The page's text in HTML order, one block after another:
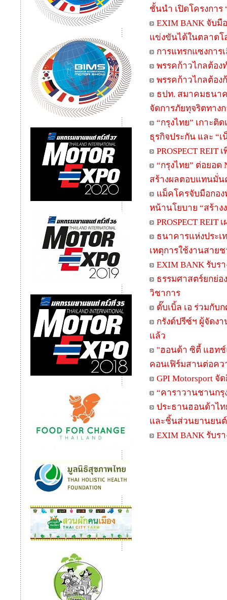
ชั้นนำ เปิดโครงการ
EXIM BANK จับมื
แข่งขันได้ในตลาดโ
การแทรกแซงการ
พรรคก้าวไกลต้อ
พรรคก้าวไกลต้อ
ธปท. สมาคมธนา
จัดการภัยทุจริตทางก
“กรุงไทย” เกาะ
ธุรกิจประกัน และ “
PROSPECT
“กรุงไทย” ต่อยอด
สร้างผลตอบแทนมั่น
แม็คโครจับมือกอง
หน้านโยบาย “สร้าง
PROSPECT
ธนาคารแห่งประเ
เหตุการใช้งานสาย
EXIM BANK รับร
ธรรมศาสตร์ยกย่อ
วิชาการ
ดั๊บเบิ้ล เอ ร่วมกับ
กรังด์ปรีซ์ฯ ผู้จัดง
แล้ว
"ฮอนด้า ซิตี้ แฮทช์
คอนเฟิร์มสานต่อคว
GPI Motorsport จัด
“คาราวานชานกรุ
ประธานฮอนด้าไ
และชิ้นส่วนยานยนต์
EXIM BANK รับรา